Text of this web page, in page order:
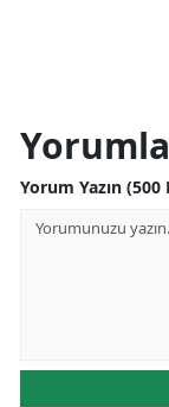
Yorum Yazın